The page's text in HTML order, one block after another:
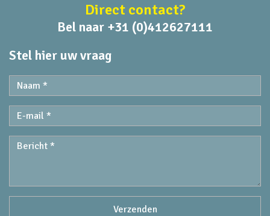
Direct contact?
Bel naar +31 (0)412627111
Stel hier uw vraag